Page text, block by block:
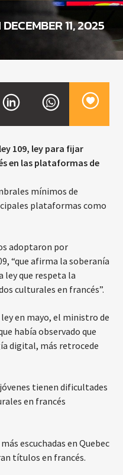
11, 2025
109, ley para fijar
en las plataformas de
mínimos de
plataformas como
adoptaron por
“que afirma la soberanía
ley que respeta la
culturales en francés”.
en mayo, el ministro de
había observado que
digital, más retrocede
tienen dificultades
en francés
escuchadas en Quebec
títulos en francés.